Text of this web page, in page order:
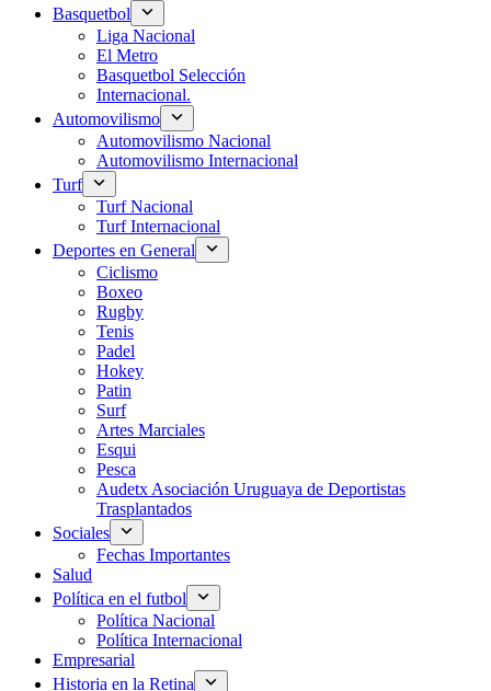
Basquetbol
Liga Nacional
El Metro
Basquetbol Selección
Internacional.
Automovilismo
Automovilismo Nacional
Automovilismo Internacional
Turf
Turf Nacional
Turf Internacional
Deportes en General
Ciclismo
Boxeo
Rugby
Tenis
Padel
Hokey
Patin
Surf
Artes Marciales
Esqui
Pesca
Audetx Asociación Uruguaya de Deportistas
Trasplantados
Sociales
Fechas Importantes
Salud
Política en el futbol
Política Nacional
Política Internacional
Empresarial
Historia en la Retina